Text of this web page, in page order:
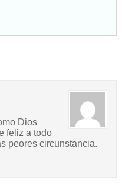
Dios
feliz a todo
peores circunstancia.